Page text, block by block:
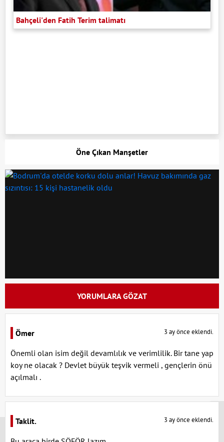
Bahçeli'den Fatih Terim talimatı
Öne Çıkan Manşetler
YORUMLARA GÖZAT
Ömer 3 ay önce eklendi.
Önemli olan isim değil devamlılık ve verimlilik. Bir tane yap
koy ne olacak ? Devlet büyük teşvik vermeli , gençlerin önü
açılmalı .
Taklit. 3 ay önce eklendi.